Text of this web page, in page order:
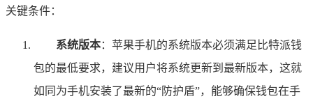
关键条件：
系统版本：苹果手机的系统版本必须满足比特派钱
包的最低要求，建议用户将系统更新到最新版本，这就
如同为手机安装了最新的“防护盾”，能够确保钱包在手